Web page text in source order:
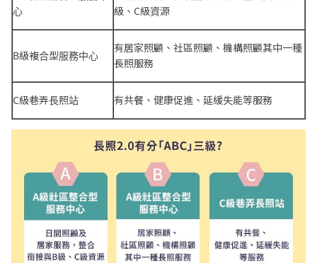
心
級、C級資源
B級複合型服務中心
有居家照顧、社區照顧、機構照顧其中一種
長照服務
C級巷弄長照站 有共餐、健康促進、延緩失能等服務